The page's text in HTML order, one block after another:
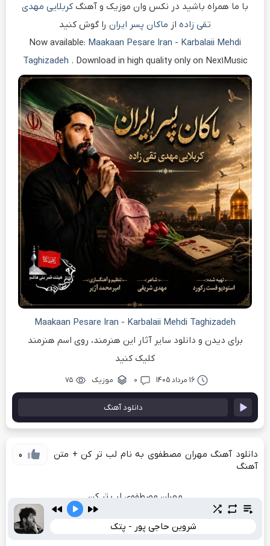
با ما همراه باشید در نکس وان موزیک و آهنگ کربلایی مهدی
تقی زاده از ماکان پسر ایران را گوش کنید
Now available: Maakaan Pesare Iran - Karbalaii Mehdi
Taghizadeh . Download in high quality only on Nex1Music
Maakaan Pesare Iran - Karbalaii Mehdi Taghizadeh
برای دیدن و دانلود سایر آثار این هنرمند، روی اسم هنرمند
کلیک کنید
16 مرداد 1405 ۰ موزیک ۷۵
دانلود آهنگ
0
دانلود آهنگ مهران مصطفوی به نام لب تر کن + متن
آهنگ
مهران مصطفوی لب تر کن
دانلود آهنگ جدید لب تر کن از مهران مصطفوی
بشنوید و لذت ببرید از ترانه زیبایلب تر کن
مهران مصطفوی
شروین حاجی پور - پتک